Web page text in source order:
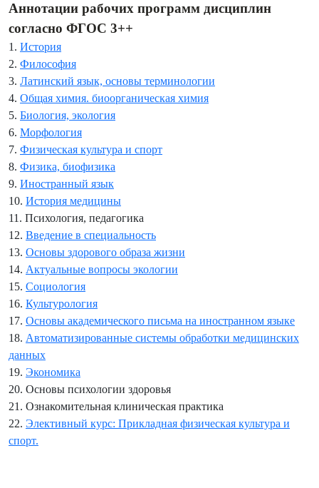
Аннотации рабочих программ дисциплин
согласно ФГОС 3++
1. История
2. Философия
3. Латинский язык, основы терминологии
4. Общая химия. биоорганическая химия
5. Биология, экология
6. Морфология
7. Физическая культура и спорт
8. Физика, биофизика
9. Иностранный язык
10. История медицины
11. Психология, педагогика
12. Введение в специальность
13. Основы здорового образа жизни
14. Актуальные вопросы экологии
15. Социология
16. Культурология
17. Основы академического письма на иностранном языке
18. Автоматизированные системы обработки медицинских
данных
19. Экономика
20. Основы психологии здоровья
21. Ознакомительная клиническая практика
22. Элективный курс: Прикладная физическая культура и
спорт.